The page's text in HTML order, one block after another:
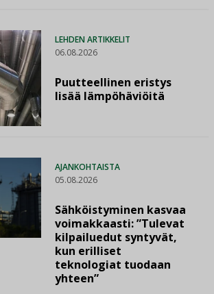
LEHDEN ARTIKKELIT
06.08.2026
Puutteellinen eristys
lisää lämpöhäviöitä
AJANKOHTAISTA
05.08.2026
Sähköistyminen kasvaa
voimakkaasti: ”Tulevat
kilpailuedut syntyvät,
kun erilliset
teknologiat tuodaan
yhteen”